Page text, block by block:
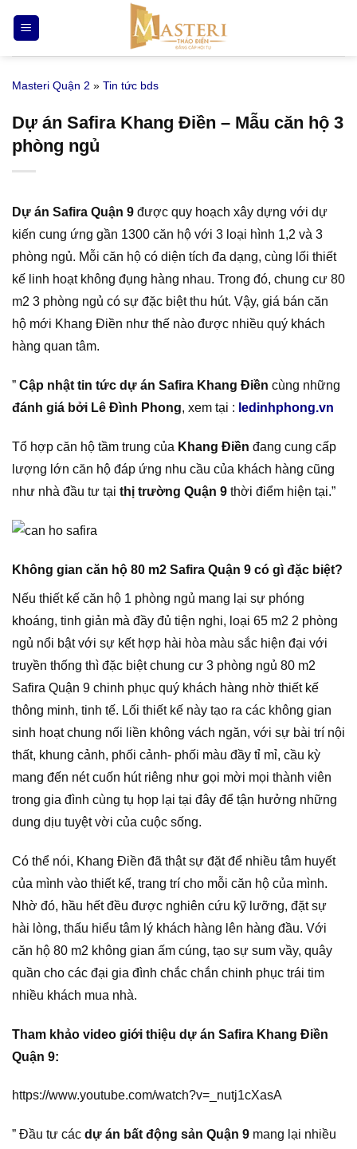
qua
nội
Masteri Quận 2 » Tin tức bds
Dự án Safira Khang Điền – Mẫu căn hộ 3
phòng ngủ
Dự án Safira Quận 9 được quy hoạch xây dựng với dự
kiến cung ứng gần 1300 căn hộ với 3 loại hình 1,2 và 3
phòng ngủ. Mỗi căn hộ có diện tích đa dạng, cùng lối thiết
kế linh hoạt không đụng hàng nhau. Trong đó, chung cư 80
m2 3 phòng ngủ có sự đặc biệt thu hút. Vậy, giá bán căn
hộ mới Khang Điền như thế nào được nhiều quý khách
hàng quan tâm.
” Cập nhật tin tức dự án Safira Khang Điền cùng những
đánh giá bởi Lê Đình Phong, xem tại : ledinhphong.vn
Tổ hợp căn hộ tầm trung của Khang Điền đang cung cấp
lượng lớn căn hộ đáp ứng nhu cầu của khách hàng cũng
như nhà đầu tư tại thị trường Quận 9 thời điểm hiện tại.”
Không gian căn hộ 80 m2 Safira Quận 9 có gì đặc biệt?
Nếu thiết kế căn hộ 1 phòng ngủ mang lại sự phóng
khoáng, tinh giản mà đầy đủ tiện nghi, loại 65 m2 2 phòng
ngủ nổi bật với sự kết hợp hài hòa màu sắc hiện đại với
truyền thống thì đặc biệt chung cư 3 phòng ngủ 80 m2
Safira Quận 9 chinh phục quý khách hàng nhờ thiết kế
thông minh, tinh tế. Lối thiết kế này tạo ra các không gian
sinh hoạt chung nối liền không vách ngăn, với sự bài trí nội
thất, khung cảnh, phối cảnh- phối màu đầy tỉ mỉ, cầu kỳ
mang đến nét cuốn hút riêng như gọi mời mọi thành viên
trong gia đình cùng tụ họp lại tại đây để tận hưởng những
dung dịu tuyệt vời của cuộc sống.
Có thể nói, Khang Điền đã thật sự đặt để nhiều tâm huyết
của mình vào thiết kế, trang trí cho mỗi căn hộ của mình.
Nhờ đó, hầu hết đều được nghiên cứu kỹ lưỡng, đặt sự
hài lòng, thấu hiểu tâm lý khách hàng lên hàng đầu. Với
căn hộ 80 m2 không gian ấm cúng, tạo sự sum vầy, quây
quần cho các đại gia đình chắc chắn chinh phục trái tim
nhiều khách mua nhà.
Tham khảo video giới thiệu dự án Safira Khang Điền
Quận 9:
https://www.youtube.com/watch?v=_nutj1cXasA
” Đầu tư các dự án bất động sản Quận 9 mang lại nhiều